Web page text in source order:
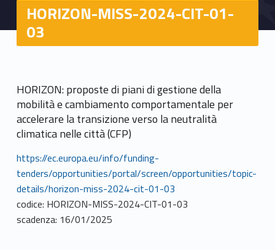
HORIZON-MISS-2024-CIT-01-
03
HORIZON: proposte di piani di gestione della
mobilità e cambiamento comportamentale per
accelerare la transizione verso la neutralità
climatica nelle città (CFP)
https://ec.europa.eu/info/funding-
tenders/opportunities/portal/screen/opportunities/topic-
details/horizon-miss-2024-cit-01-03
codice: HORIZON-MISS-2024-CIT-01-03
scadenza: 16/01/2025